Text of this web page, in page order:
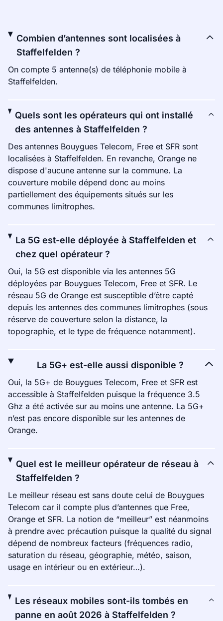
Combien d’antennes sont localisées à
Staffelfelden ?
On compte 5 antenne(s) de téléphonie mobile à
Staffelfelden.
Quels sont les opérateurs qui ont installé
des antennes à Staffelfelden ?
Des antennes Bouygues Telecom, Free et SFR sont
localisées à Staffelfelden. En revanche, Orange ne
dispose d'aucune antenne sur la commune. La
couverture mobile dépend donc au moins
partiellement des équipements situés sur les
communes limitrophes.
La 5G est-elle déployée à Staffelfelden et
chez quel opérateur ?
Oui, la 5G est disponible via les antennes 5G
déployées par Bouygues Telecom, Free et SFR. Le
réseau 5G de Orange est susceptible d’être capté
depuis les antennes des communes limitrophes (sous
réserve de couverture selon la distance, la
topographie, et le type de fréquence notamment).
La 5G+ est-elle aussi disponible ?
Oui, la 5G+ de Bouygues Telecom, Free et SFR est
accessible à Staffelfelden puisque la fréquence 3.5
Ghz a été activée sur au moins une antenne. La 5G+
n’est pas encore disponible sur les antennes de
Orange.
Quel est le meilleur opérateur de réseau à
Staffelfelden ?
Le meilleur réseau est sans doute celui de Bouygues
Telecom car il compte plus d’antennes que Free,
Orange et SFR. La notion de “meilleur” est néanmoins
à prendre avec précaution puisque la qualité du signal
dépend de nombreux facteurs (fréquences radio,
saturation du réseau, géographie, météo, saison,
usage en intérieur ou en extérieur…).
Les réseaux mobiles sont-ils tombés en
panne en août 2026 à Staffelfelden ?